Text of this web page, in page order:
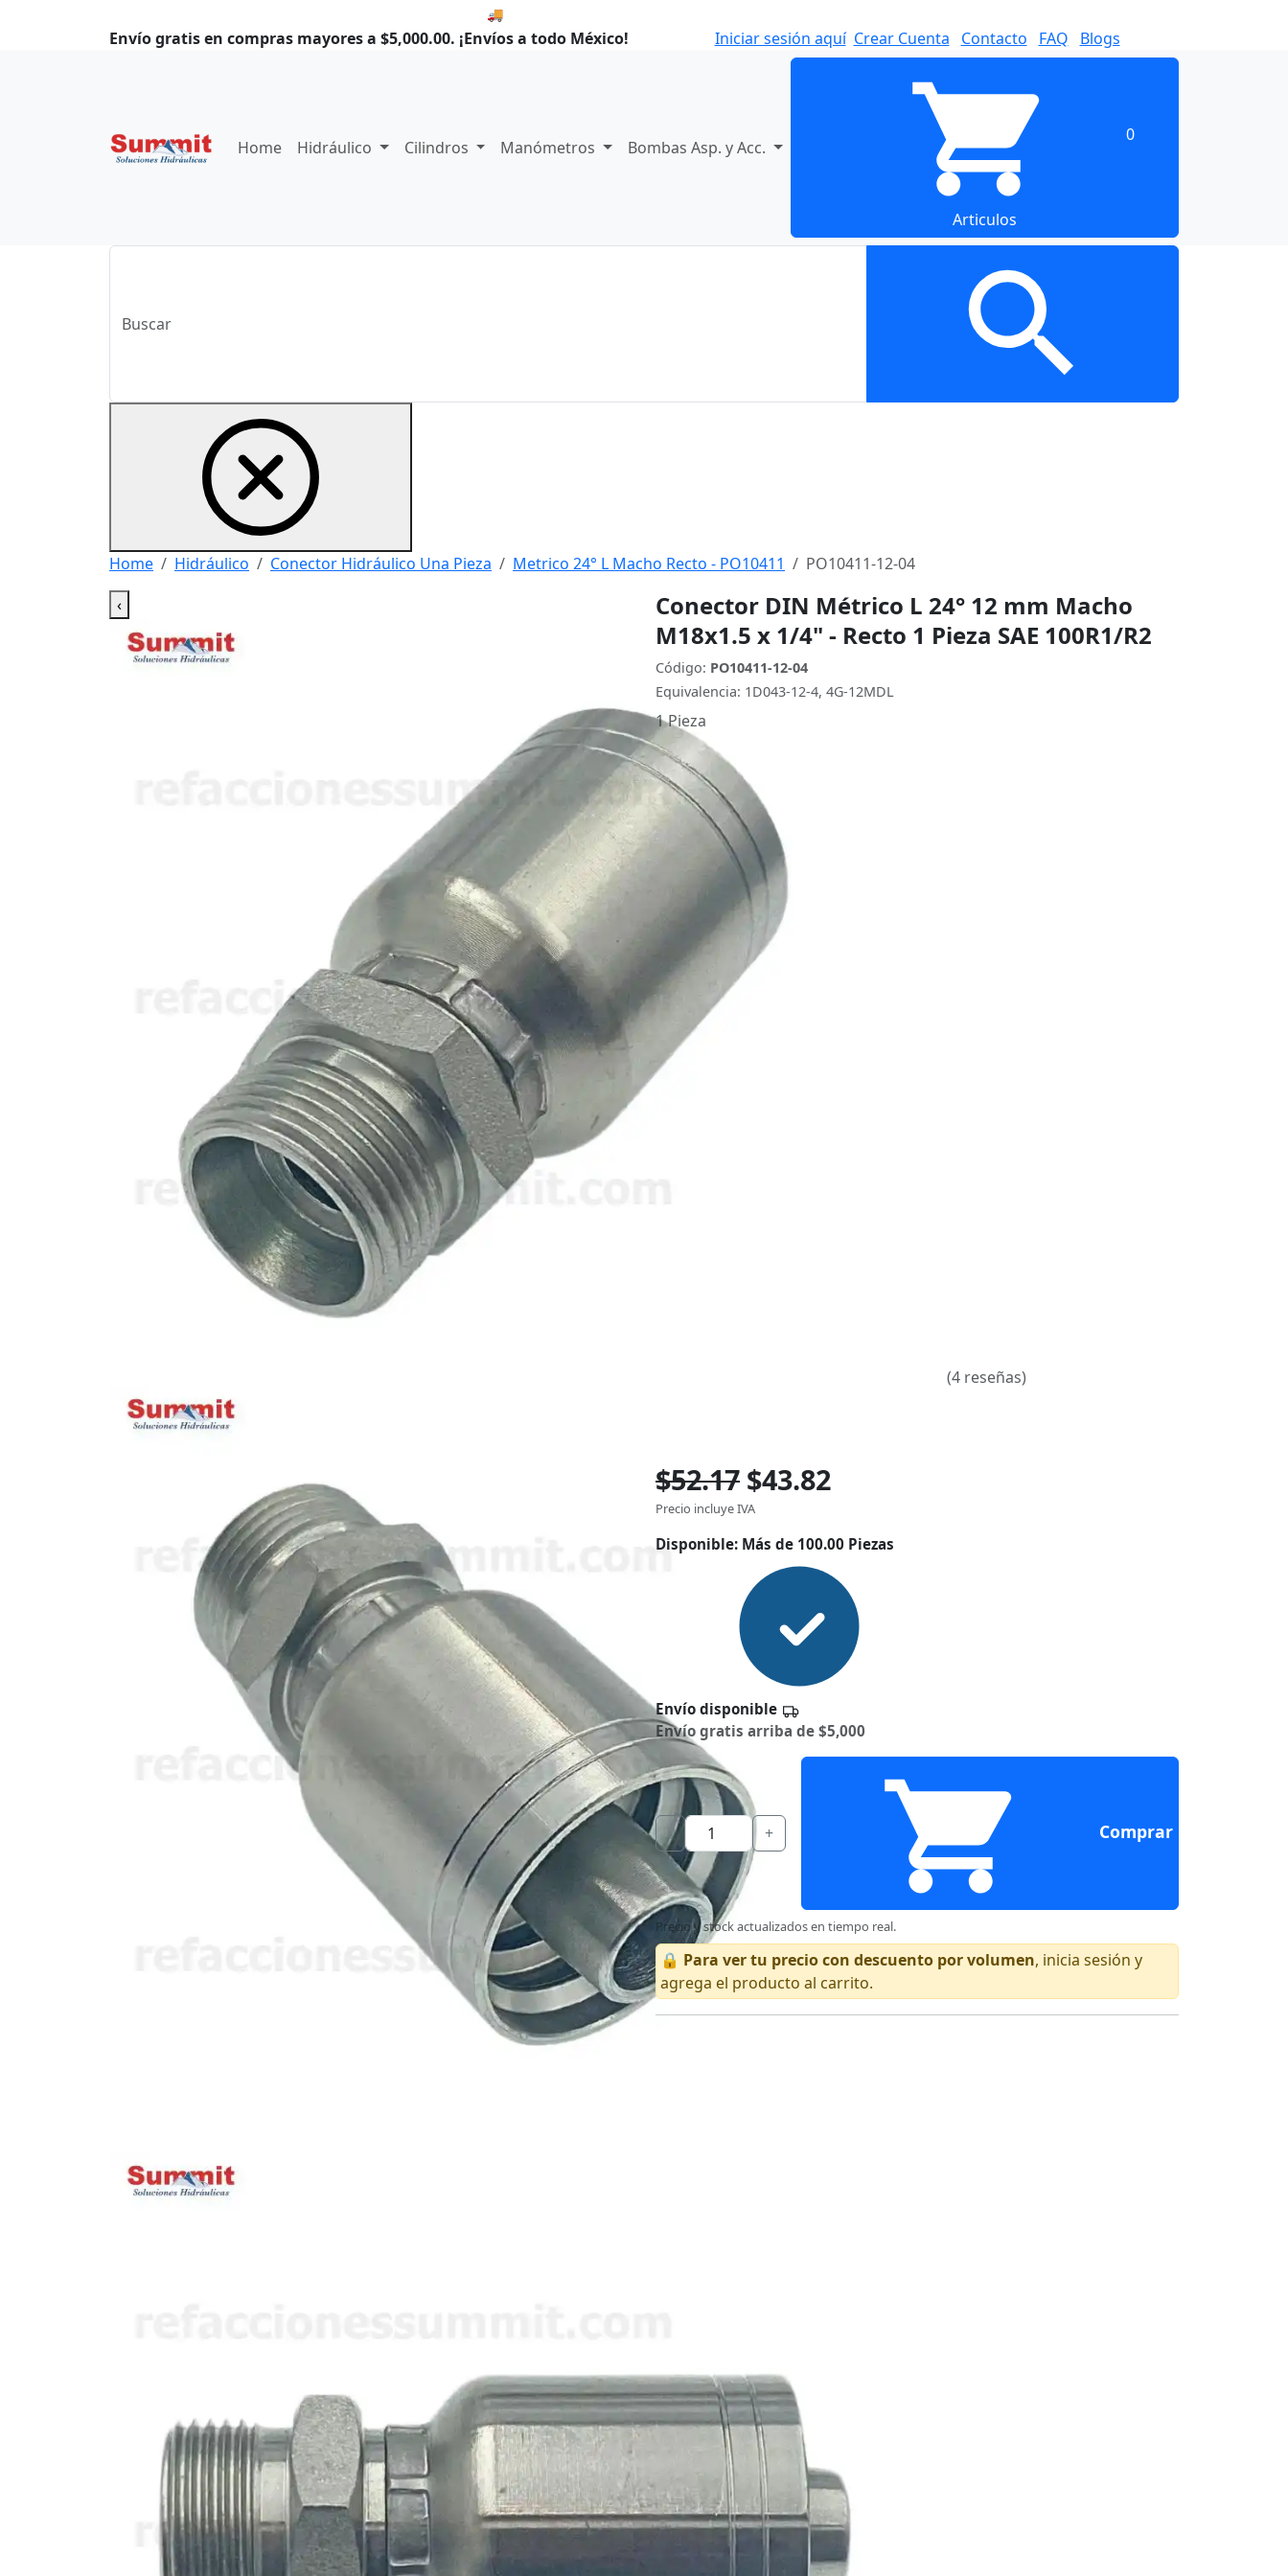
🚚 Envío el Lunes, 10 de agosto si compras hoy.
Envío gratis en compras mayores a $5,000.00. ¡Envíos a todo México! Iniciar sesión aquí Crear Cuenta Contacto FAQ Blogs
Home Hidráulico Cilindros Manómetros Bombas Asp. y Acc.
0
Articulos
Home Hidráulico Conector Hidráulico Una Pieza Metrico 24° L Macho Recto - PO10411
PO10411-12-04
‹
Conector DIN Métrico L 24° 12 mm Macho
M18x1.5 x 1/4" - Recto 1 Pieza SAE 100R1/R2
Código: PO10411-12-04
Equivalencia: 1D043-12-4, 4G-12MDL
1 Pieza
(4 reseñas)
$52.17 $43.82
Precio incluye IVA
Disponible: Más de 100.00 Piezas
Envío disponible
Envío gratis arriba de $5,000
- + Comprar
Precio y stock actualizados en tiempo real.
🔒 Para ver tu precio con descuento por volumen, inicia sesión y
agrega el producto al carrito.